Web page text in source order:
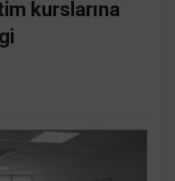
kurslarına